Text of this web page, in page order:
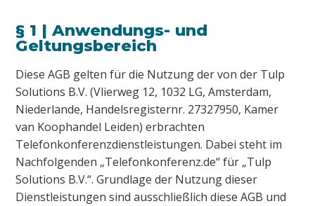
§ 1 | Anwendungs- und
Geltungsbereich
Diese AGB gelten für die Nutzung der von der Tulp
Solutions B.V. (Vlierweg 12, 1032 LG, Amsterdam,
Niederlande, Handelsregisternr. 27327950, Kamer
van Koophandel Leiden) erbrachten
Telefonkonferenzdienstleistungen. Dabei steht im
Nachfolgenden „Telefonkonferenz.de“ für „Tulp
Solutions B.V.“. Grundlage der Nutzung dieser
Dienstleistungen sind ausschließlich diese AGB und